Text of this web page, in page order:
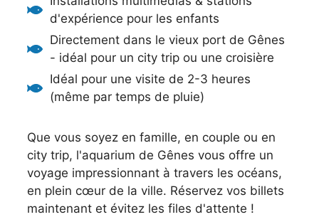
d'expérience pour les enfants
Directement dans le vieux port de Gênes
- idéal pour un city trip ou une croisière
Idéal pour une visite de 2-3 heures
(même par temps de pluie)
Que vous soyez en famille, en couple ou en
city trip, l'aquarium de Gênes vous offre un
voyage impressionnant à travers les océans,
en plein cœur de la ville. Réservez vos billets
maintenant et évitez les files d'attente !